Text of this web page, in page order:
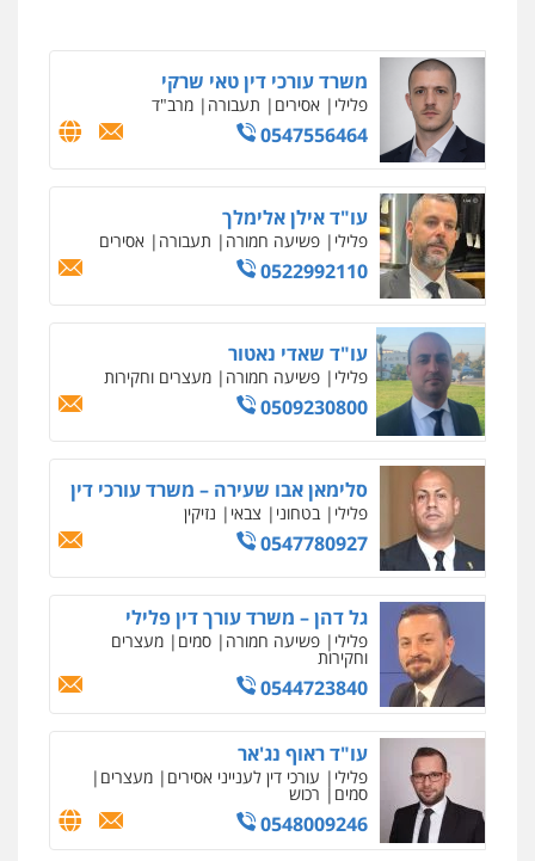
עסקים
0507302623
לוי מלאך דדון – משרד עו"ד
פלילי פשיעה חמורה
0544231863
עו"ד מעיין שמחון
אסירים
0587604050
עו"ד שאדי כבהא
פלילי
0525556970
עו"ד פאדי בראנסי
פלילי עבירות בטחוניות
וחקירות
0524122241
עו"ד ד"ר איתן פינקלשטיין
כלכלי הלבנת הון
0507061374
משרד עורכי דין טאי שרקי
פלילי אסירים תעבורה מרב"ד
0547556464
עו"ד אילן אלימלך
פלילי פשיעה חמורה תעבורה אסירים
0522992110
עו"ד שאדי נאטור
פלילי פשיעה חמורה מעצרים וחקירות
0509230800
סלימאן אבו שעירה – משרד עורכי דין
פלילי בטחוני צבאי נזיקין
0547780927
גל דהן – משרד עורך דין פלילי
פלילי פשיעה חמורה סמים מעצרים
וחקירות
0544723840
עו"ד ראוף נג'אר
פלילי עורכי דין לענייני אסירים מעצרים
סמים רכוש
0548009246